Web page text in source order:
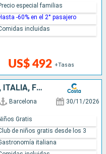
US$ 492 +Tasas
especial familias
-60% en el 2° pasajero
incluidas
ESPAÑA, ISLAS BALEARES, ITALIA, FRANCIA
Barcelona 30/11/2026
Gratis
de niños gratis desde los 3
italiana